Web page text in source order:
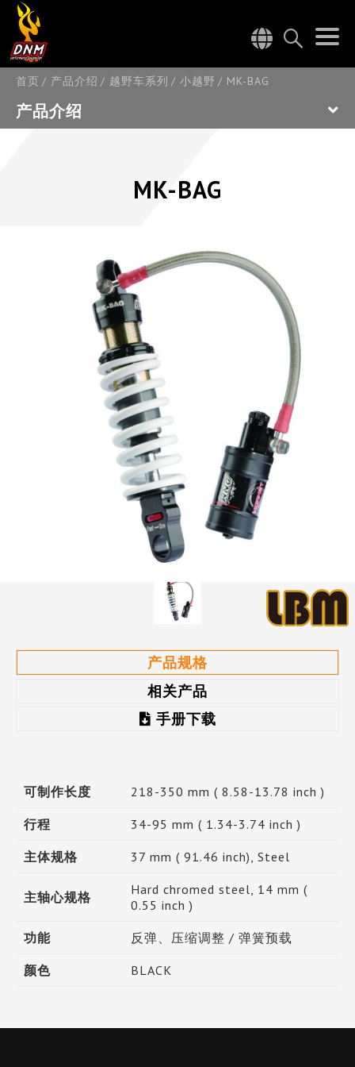
首页 产品介绍 越野车系列 小越野 MK-BAG
产品介绍
MK-BAG
产品规格
相关产品
手册下载
可制作长度 218-350 mm ( 8.58-13.78 inch )
行程 34-95 mm ( 1.34-3.74 inch )
主体规格 37 mm ( 91.46 inch), Steel
主轴心规格
Hard chromed steel, 14 mm (
0.55 inch )
功能 反弹、压缩调整 / 弹簧预载
颜色 BLACK